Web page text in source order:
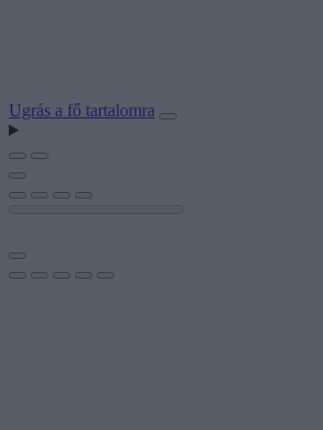
Ugrás a fő tartalomra